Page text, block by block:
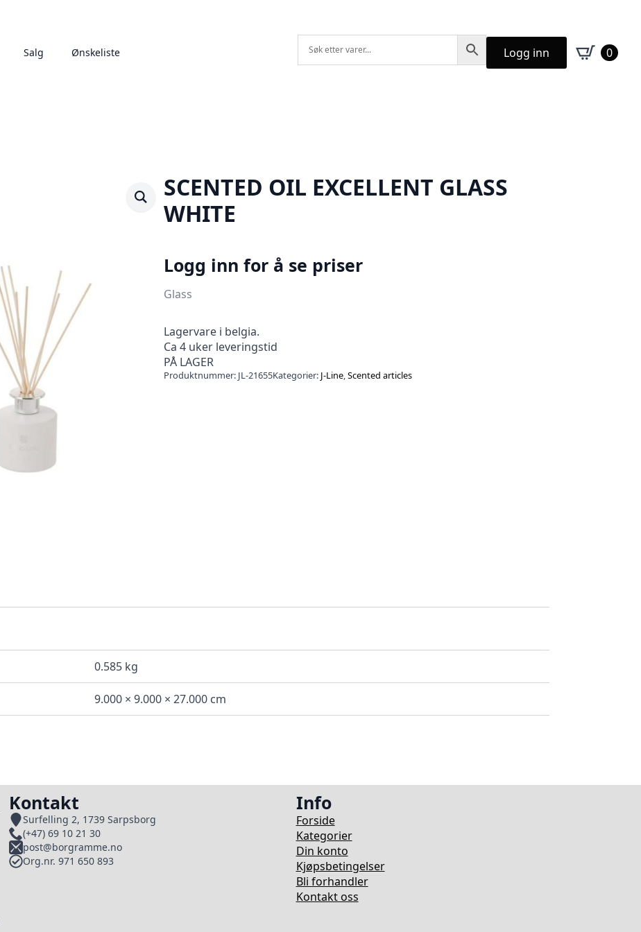
Salg Ønskeliste Logg inn 0
SCENTED OIL EXCELLENT GLASS
WHITE
Logg inn for å se priser
Glass
Lagervare i belgia.
Ca 4 uker leveringstid
PÅ LAGER
Produktnummer: JL-21655Kategorier: J-Line,Scented articles
0.585 kg
9.000 × 9.000 × 27.000 cm
Kontakt
Surfelling 2, 1739 Sarpsborg
(+47) 69 10 21 30
post@borgramme.no
Org.nr. 971 650 893
Info
Forside
Kategorier
Din konto
Kjøpsbetingelser
Bli forhandler
Kontakt oss